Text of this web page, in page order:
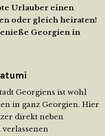
Urlauber einen
oder gleich heiraten!
Georgien in
Georgiens ist wohl
in ganz Georgien. Hier
direkt neben